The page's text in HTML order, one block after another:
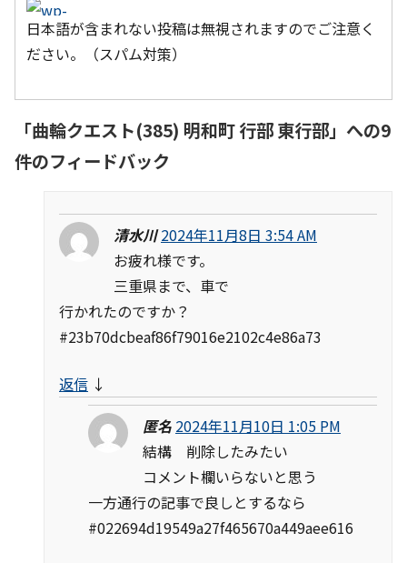
日本語が含まれない投稿は無視されますのでご注意く
ださい。（スパム対策）
「曲輪クエスト(385) 明和町 行部 東行部」への9
件のフィードバック
清水川 2024年11月8日 3:54 AM
お疲れ様です。
三重県まで、車で
行かれたのですか？
#23b70dcbeaf86f79016e2102c4e86a73
返信 ↓
匿名 2024年11月10日 1:05 PM
結構 削除したみたい
コメント欄いらないと思う
一方通行の記事で良しとするなら
#022694d19549a27f465670a449aee616